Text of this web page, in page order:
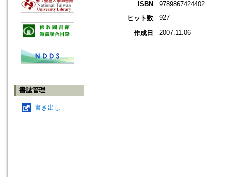
書誌管理
書き出し
ISBN
9789867424402
ヒット数
927
作成日 2007.11.06